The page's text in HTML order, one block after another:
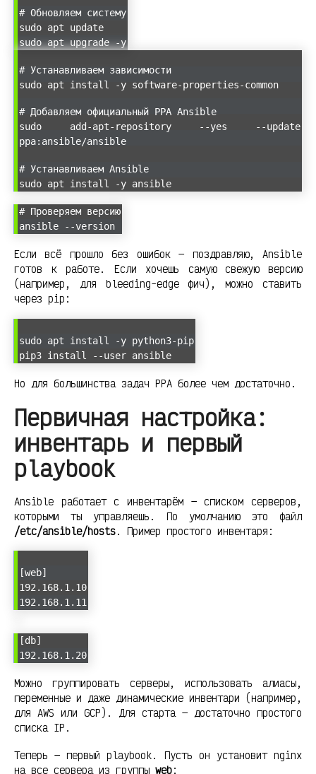
# Обновляем систему
sudo apt update
sudo apt upgrade -y
# Устанавливаем зависимости
sudo apt install -y software-properties-common
# Добавляем официальный PPA Ansible
sudo add-apt-repository --yes --update
ppa:ansible/ansible
# Устанавливаем Ansible
sudo apt install -y ansible
# Проверяем версию
ansible --version
Если всё прошло без ошибок — поздравляю, Ansible
готов к работе. Если хочешь самую свежую версию
(например, для bleeding-edge фич), можно ставить
через pip:
sudo apt install -y python3-pip
pip3 install --user ansible
Но для большинства задач PPA более чем достаточно.
Первичная настройка:
инвентарь и первый
playbook
Ansible работает с инвентарём — списком серверов,
которыми ты управляешь. По умолчанию это файл
/etc/ansible/hosts. Пример простого инвентаря:
[web]
192.168.1.10
192.168.1.11
[db]
192.168.1.20
Можно группировать серверы, использовать алиасы,
переменные и даже динамические инвентари (например,
для AWS или GCP). Для старта — достаточно простого
списка IP.
Теперь — первый playbook. Пусть он установит nginx
на все сервера из группы web: